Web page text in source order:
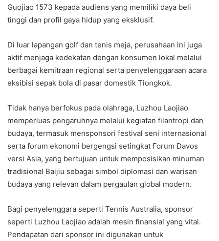
Guojiao 1573 kepada audiens yang memiliki daya beli
tinggi dan profil gaya hidup yang eksklusif.
Di luar lapangan golf dan tenis meja, perusahaan ini juga
aktif menjaga kedekatan dengan konsumen lokal melalui
berbagai kemitraan regional serta penyelenggaraan acara
eksibisi sepak bola di pasar domestik Tiongkok.
Tidak hanya berfokus pada olahraga, Luzhou Laojiao
memperluas pengaruhnya melalui kegiatan filantropi dan
budaya, termasuk mensponsori festival seni internasional
serta forum ekonomi bergengsi setingkat Forum Davos
versi Asia, yang bertujuan untuk memposisikan minuman
tradisional Baijiu sebagai simbol diplomasi dan warisan
budaya yang relevan dalam pergaulan global modern.
Bagi penyelenggara seperti Tennis Australia, sponsor
seperti Luzhou Laojiao adalah mesin finansial yang vital.
Pendapatan dari sponsor ini digunakan untuk